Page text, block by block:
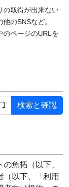
の取得が出来ない
のSNSなど。
のページのURLを
魚拓（以下、
（以下、「利用